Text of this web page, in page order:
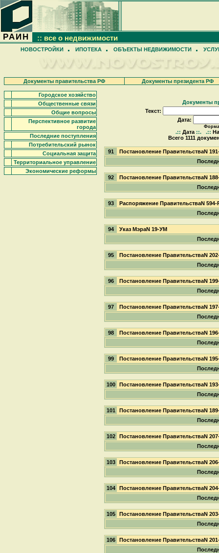
РАИН :: все о недвижимости
НОВОСТРОЙКИ ИПОТЕКА ОБЪЕКТЫ НЕДВИЖИМОСТИ
Документы правительства РФ Документы президента РФ
Городское хозяйство
Общественные связи
Общие вопросы
Перспективное развитие
города
Последние поступления
Потребительский рынок
Социальная защита
Территориальное управление
Экономические реформы
Документы
Текст:
Дата:
.:: Дата ::. .::
Всего 1111
91
Постановление ПравительстваN
92
Постановление ПравительстваN
93
Распоряжение ПравительстваN 594-
94
Указ МэраN 19-УМ
95
Постановление ПравительстваN
96
Постановление ПравительстваN
97
Постановление ПравительстваN
98
Постановление ПравительстваN
99
Постановление ПравительстваN
100
Постановление ПравительстваN
101
Постановление ПравительстваN
102
Постановление ПравительстваN
103
Постановление ПравительстваN
104
Постановление ПравительстваN
105
Постановление ПравительстваN
106
Постановление ПравительстваN